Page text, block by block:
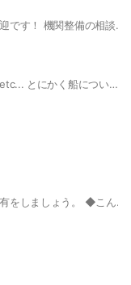
機関士や機関員、船員の方々は大歓迎です！ 機関整備の相談や海技試験に関する質問等々いろいろ話しましょー！！ #船 #船乗り #船員 #機関部 #エンジニア #海技士 #内航船 #外航船
船好き・漁師・船乗り・水産系学生etc... とにかく船について話す部屋です！ 船員の方は特に大歓迎します🍾 暇つぶしにでもどうぞ😆 【主情報】 海洋大学入学 →首席 →日本郵船入社 →船長 を目指す高3ボーイ🏝 2021年9月10日〜 #船 #船乗り #船員 #航海士 #機関士 #海技士 #造船 #船旅 #海 #海運 #船舶 #フェリー #クルーズ #魚 #海洋大学 #神戸大学 #東海大学 #内航船 #外航船 #釣り #船長
船舶免許を持ってる人同士で情報共有をしましょう。 ◆こんな人がいます ・あまり出てこない管理人 ・クルーザー持ってる人達 ・船や海や山が好きな人達 ・船を出して釣りをしている人達 ・船のエンジンを修理？改造してるっぽい人達 ・海技士さんや、船関係で働いてる人(あまり陸にいなそうな人達？w なんか普段見れないような写真が見れるかも？ ・ヤマハシースタイルの会員さん多いかも知れない ◆こんな雑談も歓迎 ・各地の天気情報 ・釣り情報 ・免許取得相談 ・船購入/改造/レンタル ・別に陸の話でもいいよ？